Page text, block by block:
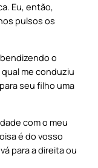
Eu, então,
pulsos os
o
me conduziu
seu filho uma
com o meu
é do vosso
para a direita ou